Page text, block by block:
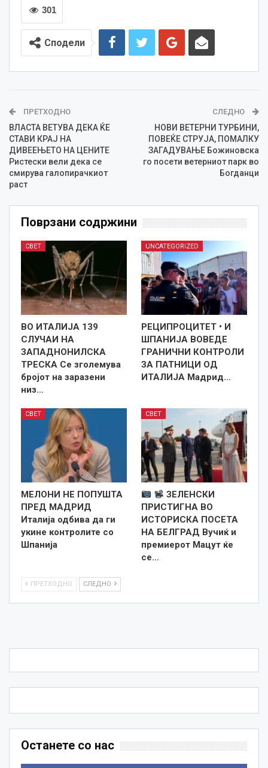
301
Сподели
ПРЕТХОДНО
ВЛАСТА ВЕТУВА ДЕКА ЌЕ
СТАВИ КРАЈ НА
ДИВЕЕЊЕТО НА ЦЕНИТЕ
Ристески вели дека се
смирува галопирачкиот
раст
СЛЕДНО
НОВИ ВЕТЕРНИ ТУРБИНИ,
ПОВЕЌЕ СТРУЈА, ПОМАЛКУ
ЗАГАДУВАЊЕ Божиновска
го посети ветерниот парк во
Богданци
Поврзани содржини
СВЕТ
ВО ИТАЛИЈА 139
СЛУЧАИ НА
ЗАПАДНОНИЛСКА
ТРЕСКА Се зголемува
бројот на заразени
низ…
UNCATEGORIZED
РЕЦИПРОЦИТЕТ • И
ШПАНИЈА ВОВЕДЕ
ГРАНИЧНИ КОНТРОЛИ
ЗА ПАТНИЦИ ОД
ИТАЛИЈА Мадрид…
СВЕТ
МЕЛОНИ НЕ ПОПУШТА
ПРЕД МАДРИД
Италија одбива да ги
укине контролите со
Шпанија
СВЕТ
ЗЕЛЕНСКИ
ПРИСТИГНА ВО
ИСТОРИСКА ПОСЕТА
НА БЕЛГРАД Вучиќ и
премиерот Мацут ќе
се…
ПРЕТХОДНО СЛЕДНО
Останете со нас